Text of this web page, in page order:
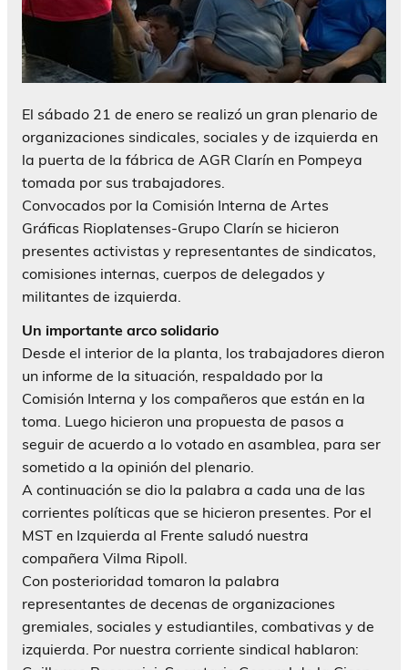
El sábado 21 de enero se realizó un gran plenario de
organizaciones sindicales, sociales y de izquierda en
la puerta de la fábrica de AGR Clarín en Pompeya
tomada por sus trabajadores.
Convocados por la Comisión Interna de Artes
Gráficas Rioplatenses-Grupo Clarín se hicieron
presentes activistas y representantes de sindicatos,
comisiones internas, cuerpos de delegados y
militantes de izquierda.
Un importante arco solidario
Desde el interior de la planta, los trabajadores dieron
un informe de la situación, respaldado por la
Comisión Interna y los compañeros que están en la
toma. Luego hicieron una propuesta de pasos a
seguir de acuerdo a lo votado en asamblea, para ser
sometido a la opinión del plenario.
A continuación se dio la palabra a cada una de las
corrientes políticas que se hicieron presentes. Por el
MST en Izquierda al Frente saludó nuestra
compañera Vilma Ripoll.
Con posterioridad tomaron la palabra
representantes de decenas de organizaciones
gremiales, sociales y estudiantiles, combativas y de
izquierda. Por nuestra corriente sindical hablaron: